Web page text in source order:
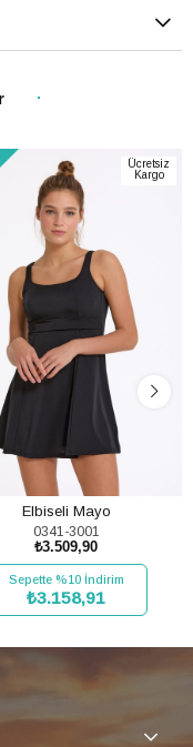
Ücretsiz
Kargo
Elbiseli Mayo
0341-3001
₺3.509,90
Sepette %10 İndirim
₺3.158,91
SEPETE EKLE